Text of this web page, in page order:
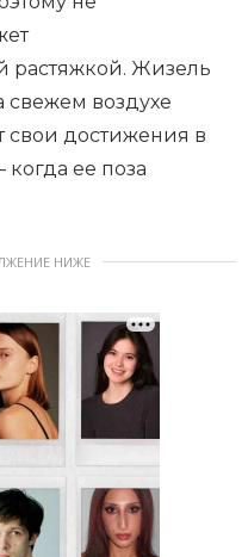
растяжкой. Жизель
свежем воздухе
свои достижения в
ее поза
НИЖЕ